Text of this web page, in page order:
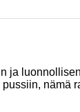
ja
nämä